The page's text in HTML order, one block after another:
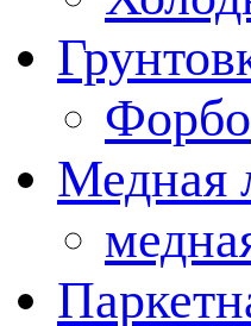
Форбо
Медная